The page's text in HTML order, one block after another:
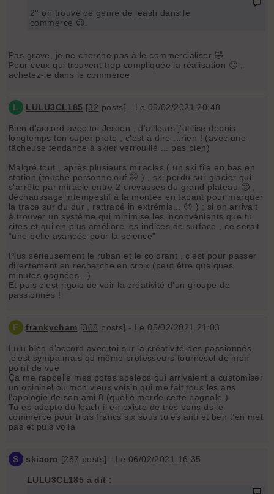
2° on trouve ce genre de leash dans le
commerce 😉.
Pas grave, je ne cherche pas à le commercialiser 🤣
Pour ceux qui trouvent trop compliquée la réalisation 🙄 ,
achetez-le dans le commerce
L LULU3CL185 [32 posts] - Le 05/02/2021 20:48
Bien d'accord avec toi Jeroen , d'ailleurs j'utilise depuis
longtemps ton super proto , c'est à dire ...rien ! (avec une
fâcheuse tendance à skier verrouillé ... pas bien)
Malgré tout , après plusieurs miracles ( un ski file en bas en
station (touché personne ouf 🤭 ) , ski perdu sur glacier qui
s'arrête par miracle entre 2 crevasses du grand plateau 🤢 ;
déchaussage intempestif à la montée en tapant pour marquer
la trace sur du dur , rattrapé in extrémis... 😯 ) ; si on arrivait
à trouver un système qui minimise les inconvénients que tu
cites et qui en plus améliore les indices de surface , ce serait
"une belle avancée pour la science"
Plus sérieusement le ruban et le colorant , c'est pour passer
directement en recherche en croix (peut être quelques
minutes gagnées...)
Et puis c'est rigolo de voir la créativité d'un groupe de
passionnés !
F frankycham [308 posts] - Le 05/02/2021 21:03
Lulu bien d’accord avec toi sur la créativité des passionnés
,c’est sympa mais qd même professeurs tournesol de mon
point de vue
Ça me rappelle mes potes speleos qui arrivaient a customiser
un opininel ou mon vieux voisin qui me fait tous les ans
l’apologie de son ami 8 (quelle merde cette bagnole )
Tu es adepte du leach il en existe de très bons ds le
commerce pour trois francs six sous tu es anti et ben t’en met
pas et puis voila
S skiacro [287 posts] - Le 06/02/2021 16:35
LULU3CL185 a dit :